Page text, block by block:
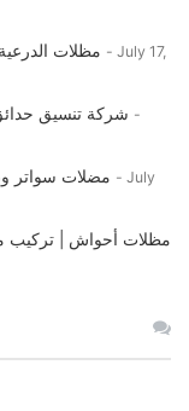
مظلات الدرعية
July 17,
شركة تنسيق
مضلات سواتر
July
مظلات أحواش | تركيب